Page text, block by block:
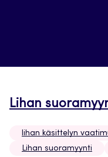
Lihan
lihan käsittelyn
Lihan suoramyynti